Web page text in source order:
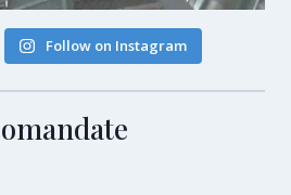
Follow on Instagram